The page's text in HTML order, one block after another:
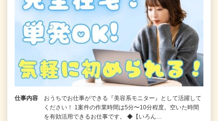
仕事内容
おうちでお仕事ができる『美容系モニター』として活躍して
ください！ 1案件の作業時間は5分〜10分程度。空いた時間
を有効活用できるお仕事です。 ◆【いろん…